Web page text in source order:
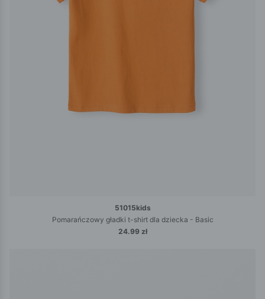
51015kids
Pomarańczowy gładki t-shirt dla dziecka - Basic
24.99 zł